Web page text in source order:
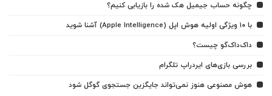
چگونه حساب جیمیل هک شده را بازیابی کنیم؟
با ۱۰ ویژگی اولیه هوش اپل (Apple Intelligence) آشنا شوید
داک‌داک‌گو چیست؟
بررسی بازی‌های ایردراپ تلگرام
هوش مصنوعی هنوز نمی‌تواند جایگزین جستجوی گوگل شود